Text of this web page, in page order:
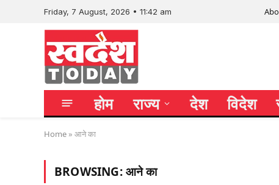
Friday, 7 August, 2026 • 11:42 am
होम राज्य देश विदेश
Home » आने का
BROWSING:आने का